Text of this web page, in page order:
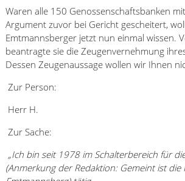
Waren alle 150 Genossenschaftsbanken
Argument zuvor bei Gericht gescheitert,
Emtmannsberger jetzt nun einmal wissen.
beantragte sie die Zeugenvernehmung
Dessen Zeugenaussage wollen wir Ihnen
Zur Person:
Herr H.
Zur Sache:
„Ich bin seit 1978 im Schalterbereich für
(Anmerkung der Redaktion: Gemeint ist die